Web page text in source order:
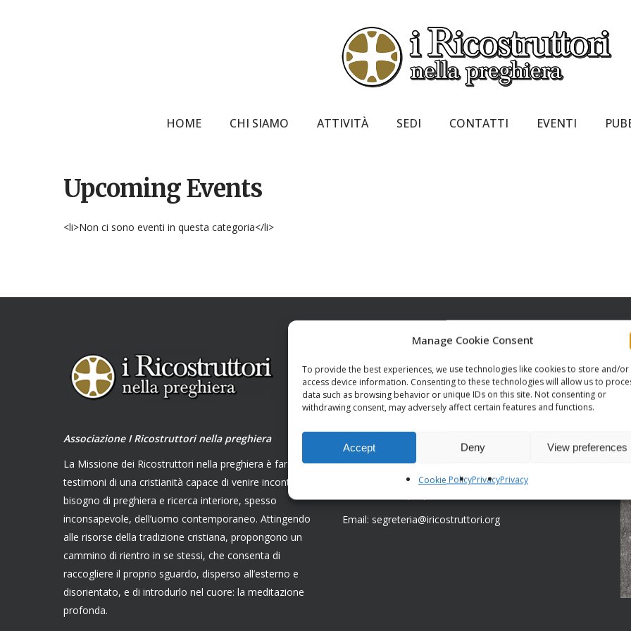
Manage Cookie Consent
To provide the best experiences, we use technologies like cookies to store and/or
access device information. Consenting to these technologies will allow us to
data such as browsing behavior or unique IDs on this site. Not consenting or
withdrawing consent, may adversely affect certain features and functions.
Accept Deny View preferences
Cookie PolicyPrivacyPrivacy
Hit enter to search or ESC to close
HOME CHI SIAMO ATTIVITÀ SEDI CONTATTI EVENTI
Upcoming Events
<li>Non ci sono eventi in questa categoria</li>
Associazione I Ricostruttori nella preghiera
La Missione dei Ricostruttori nella preghiera è farsi
testimoni di una cristianità capace di venire incontro al
bisogno di preghiera e ricerca interiore, spesso
inconsapevole, dell’uomo contemporaneo. Attingendo
alle risorse della tradizione cristiana, propongono un
cammino di rientro in se stessi, che consenta di
raccogliere il proprio sguardo, disperso all’esterno e
disorientato, e di introdurlo nel cuore: la meditazione
profonda.
Sede legale:
Via Serra di Baccano, 15
19021 Arcola (Sp)
Sede centrale:
Via Bardonecchia, 77/16
Email: segreteria@iricostruttori.org